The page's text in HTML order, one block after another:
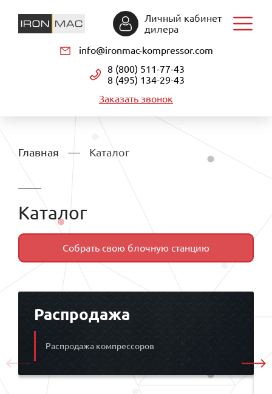
info@ironmac-kompressor.com
8 (800) 511-77-43
8 (495) 134-29-43
Заказать звонок
Личный кабинет
дилера
Главная Каталог
Каталог
Собрать свою блочную станцию
Распродажа
Распродажа компрессоров